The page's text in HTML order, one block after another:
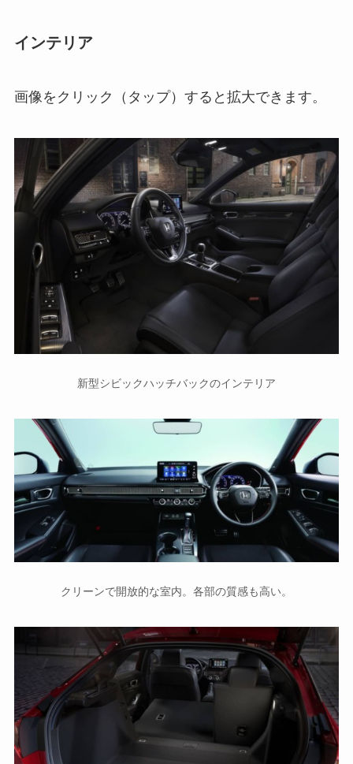
インテリア
画像をクリック（タップ）すると拡大できます。
新型シビックハッチバックのインテリア
クリーンで開放的な室内。各部の質感も高い。